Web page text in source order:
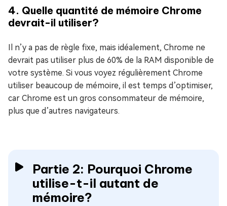
4. Quelle quantité de mémoire Chrome
devrait-il utiliser?
Il n’y a pas de règle fixe, mais idéalement, Chrome ne
devrait pas utiliser plus de 60% de la RAM disponible de
votre système. Si vous voyez régulièrement Chrome
utiliser beaucoup de mémoire, il est temps d’optimiser,
car Chrome est un gros consommateur de mémoire,
plus que d’autres navigateurs.
Partie 2: Pourquoi Chrome
utilise-t-il autant de
mémoire?